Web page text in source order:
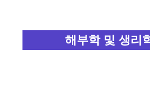
해부학 및 생리